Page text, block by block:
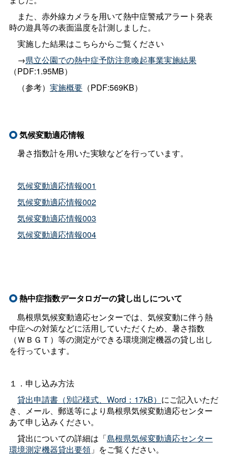
また、赤外線カメラを用いて熱中症警戒アラート発表
時の遊具等の表面温度を計測しました。
実施した結果はこちらからご覧ください
→県立公園での熱中症予防注意喚起事業実施結果
（PDF:1.95MB）
（参考） 実施概要（PDF:569KB）
気候変動適応情報
暑さ指数計を用いた実験などを行っています。
気候変動適応情報001
気候変動適応情報002
気候変動適応情報003
気候変動適応情報004
熱中症指数データロガーの貸し出しについて
島根県気候変動適応センターでは、気候変動に伴う熱
中症への対策などに活用していただくため、暑さ指数
（ＷＢＧＴ）等の測定ができる環境測定機器の貸し出し
を行っています。
１．申し込み方法
貸出申請書（別記様式、Word：17kB） にご記入いただ
き、メール、郵送等により島根県気候変動適応センター
あて申し込みください。
貸出についての詳細は「島根県気候変動適応センター
環境測定機器貸出要領」をご覧ください。